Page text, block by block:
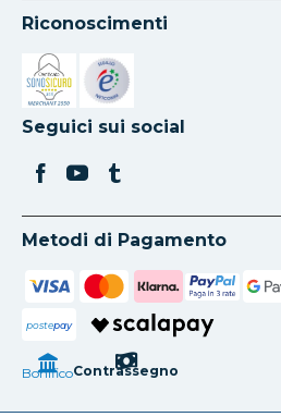
Riconoscimenti
Si apre in una nuova scheda
Si apre in una nuova scheda
Seguici sui social
Metodi di Pagamento
postepay
BonificoContrassegno